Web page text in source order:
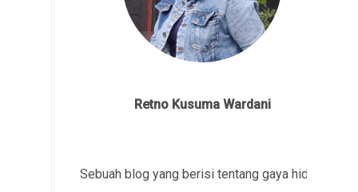
Retno Kusuma Wardani
Sebuah blog yang berisi tentang gaya hidup,